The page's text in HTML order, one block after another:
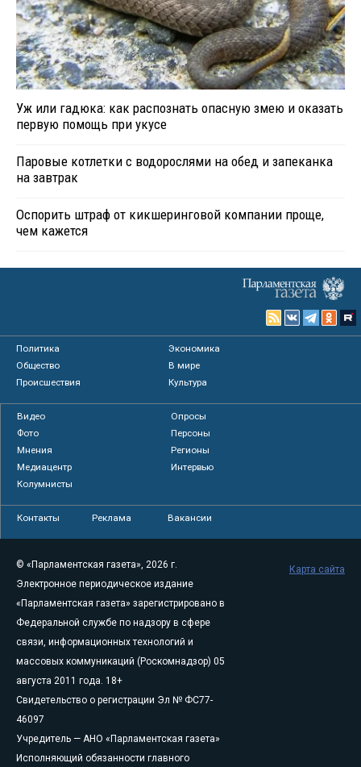
Уж или гадюка: как распознать опасную змею и оказать
первую помощь при укусе
Паровые котлетки с водорослями на обед и запеканка
на завтрак
Оспорить штраф от кикшеринговой компании проще,
чем кажется
Политика
Экономика
Общество
В мире
Происшествия
Культура
Видео
Опросы
Фото
Персоны
Мнения
Регионы
Медиацентр
Интервью
Колумнисты
Контакты Реклама Вакансии
© «Парламентская газета», 2026 г.
Электронное периодическое издание
«Парламентская газета» зарегистрировано в
Федеральной службе по надзору в сфере
связи, информационных технологий и
массовых коммуникаций (Роскомнадзор) 05
августа 2011 года. 18+
Свидетельство о регистрации Эл № ФС77-
46097
Учредитель — АНО «Парламентская газета»
Исполняющий обязанности главного
Карта сайта